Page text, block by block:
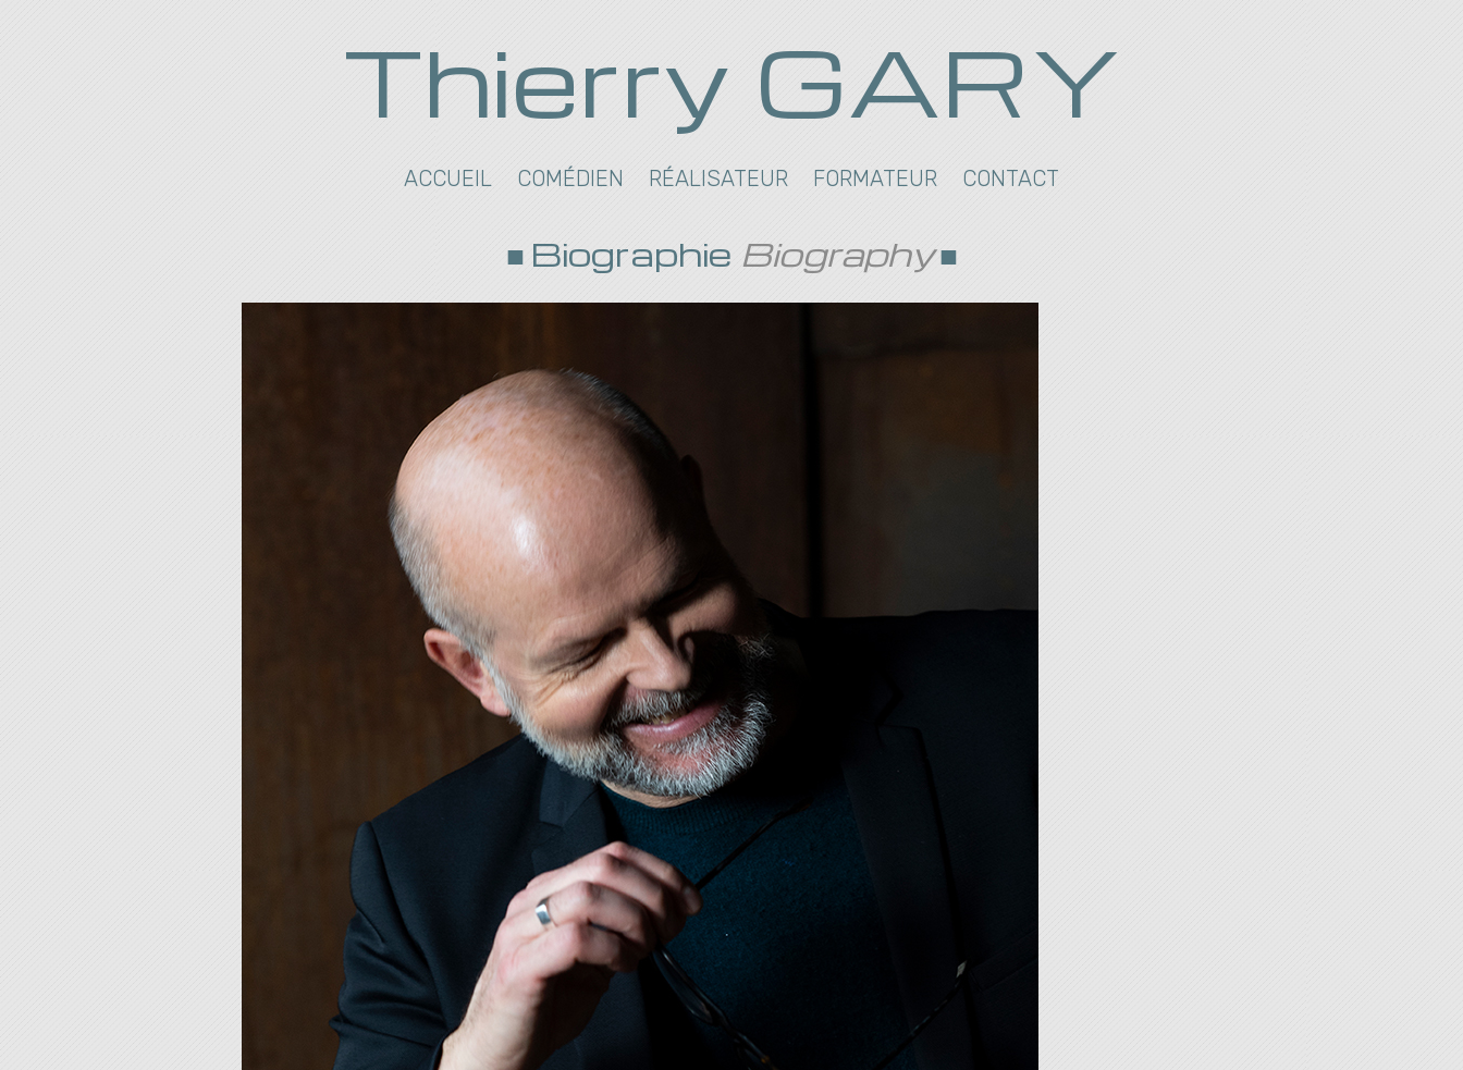
Thierry GARY
ACCUEIL COMÉDIEN RÉALISATEUR FORMATEUR CONTACT
Biographie Biography